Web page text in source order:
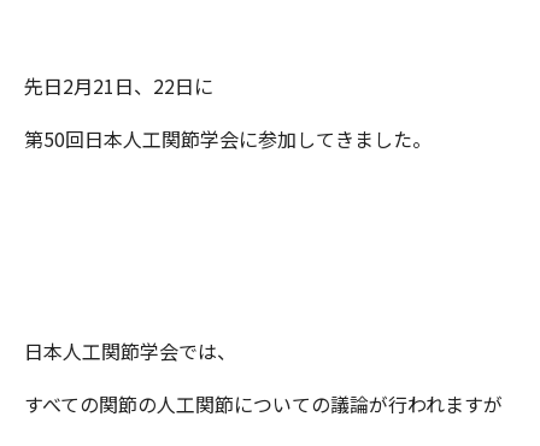
先日2月21日、22日に
第50回日本人工関節学会に参加してきました。
日本人工関節学会では、
すべての関節の人工関節についての議論が行われますが